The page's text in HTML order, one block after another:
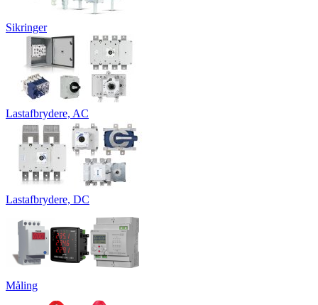
Sikringer
Lastafbrydere, AC
Lastafbrydere, DC
Måling